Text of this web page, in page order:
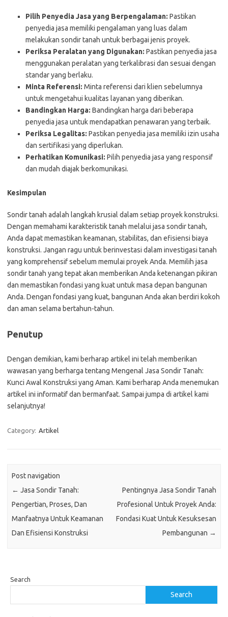
Pilih Penyedia Jasa yang Berpengalaman: Pastikan
penyedia jasa memiliki pengalaman yang luas dalam
melakukan sondir tanah untuk berbagai jenis proyek.
Periksa Peralatan yang Digunakan: Pastikan penyedia jasa
menggunakan peralatan yang terkalibrasi dan sesuai dengan
standar yang berlaku.
Minta Referensi: Minta referensi dari klien sebelumnya
untuk mengetahui kualitas layanan yang diberikan.
Bandingkan Harga: Bandingkan harga dari beberapa
penyedia jasa untuk mendapatkan penawaran yang terbaik.
Periksa Legalitas: Pastikan penyedia jasa memiliki izin usaha
dan sertifikasi yang diperlukan.
Perhatikan Komunikasi: Pilih penyedia jasa yang responsif
dan mudah diajak berkomunikasi.
Kesimpulan
Sondir tanah adalah langkah krusial dalam setiap proyek konstruksi.
Dengan memahami karakteristik tanah melalui jasa sondir tanah,
Anda dapat memastikan keamanan, stabilitas, dan efisiensi biaya
konstruksi. Jangan ragu untuk berinvestasi dalam investigasi tanah
yang komprehensif sebelum memulai proyek Anda. Memilih jasa
sondir tanah yang tepat akan memberikan Anda ketenangan pikiran
dan memastikan fondasi yang kuat untuk masa depan bangunan
Anda. Dengan fondasi yang kuat, bangunan Anda akan berdiri kokoh
dan aman selama bertahun-tahun.
Penutup
Dengan demikian, kami berharap artikel ini telah memberikan
wawasan yang berharga tentang Mengenal Jasa Sondir Tanah:
Kunci Awal Konstruksi yang Aman. Kami berharap Anda menemukan
artikel ini informatif dan bermanfaat. Sampai jumpa di artikel kami
selanjutnya!
Category: Artikel
Post navigation
← Jasa Sondir Tanah:
Pengertian, Proses, Dan
Manfaatnya Untuk Keamanan
Dan Efisiensi Konstruksi
Pentingnya Jasa Sondir Tanah
Profesional Untuk Proyek Anda:
Fondasi Kuat Untuk Kesuksesan
Pembangunan →
Search
Search